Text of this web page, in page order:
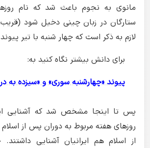
مانوی به نجوم باعث شد که نام
لازم به ذکر است که چهار شنبه با تیر
برای دانش بیشتر نگاه کنید به:
پیوند «چهارشنبه سوری» و «سیزده به
پس تا اینجا مشخص شد که آشنایی
روزهای هفته مربوط به دوران پس از
از اسلام هم ایرانیان آشنایی